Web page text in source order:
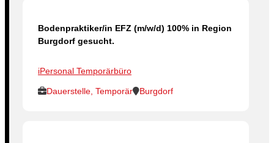
Bodenpraktiker/in EFZ (m/w/d) 100% in Region
Burgdorf gesucht.
iPersonal Temporärbüro
Dauerstelle, Temporär Burgdorf